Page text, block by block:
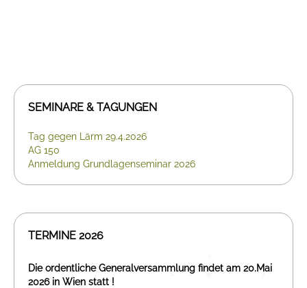
SEMINARE & TAGUNGEN
Tag gegen Lärm 29.4.2026
AG 150
Anmeldung Grundlagenseminar 2026
TERMINE 2026
Die ordentliche Generalversammlung findet am 20.Mai
2026 in Wien statt !